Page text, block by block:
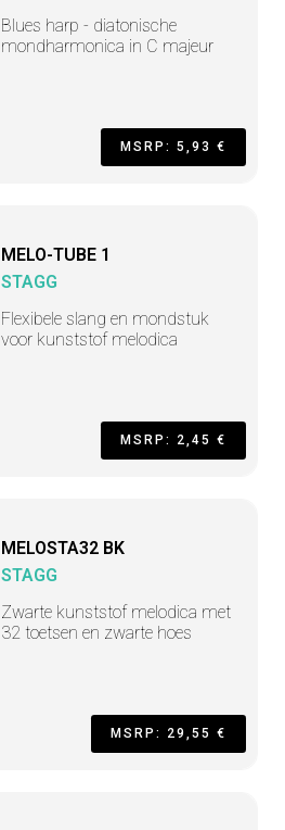
Blues harp - diatonische
mondharmonica in C majeur
MSRP: 5,93 €
MELO-TUBE 1
STAGG
Flexibele slang en mondstuk
voor kunststof melodica
MSRP: 2,45 €
MELOSTA32 BK
STAGG
Zwarte kunststof melodica met
32 toetsen en zwarte hoes
MSRP: 29,55 €